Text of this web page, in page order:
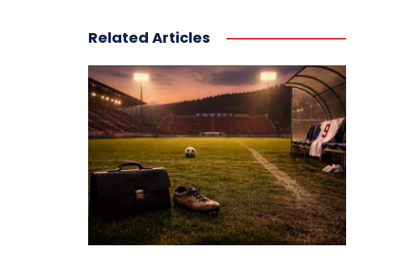
Related Articles